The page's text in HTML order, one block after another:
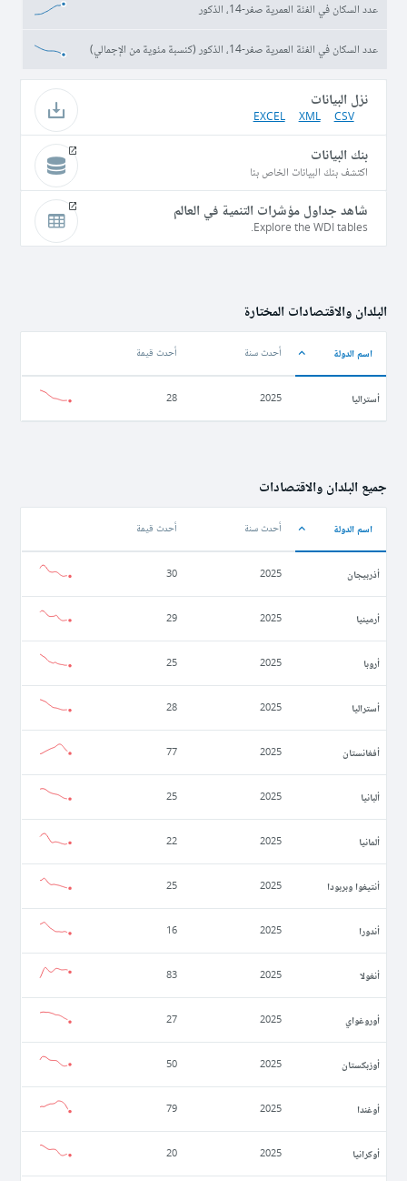
عدد السكان في الفئة العمرية صفر-14، الذكور
عدد السكان في الفئة العمرية صفر-14، الذكور (كنسبة مئوية من الإجمالي)
نزل البيانات
CSV
XML
EXCEL
بنك البيانات
اكتشف بنك البيانات الخاص بنا
شاهد جداول مؤشرات التنمية في العالم
Explore the WDI tables.
البلدان والاقتصادات المختارة
اسم الدولة أحدث سنة أحدث قيمة
أستراليا 2025
28
جميع البلدان والاقتصادات
اسم الدولة أحدث سنة أحدث قيمة
أذربيجان 2025
30
أرمينيا 2025
29
أروبا 2025
25
أستراليا 2025
28
أفغانستان 2025
77
ألبانيا 2025
25
ألمانيا 2025
22
أنتيغوا وبربودا 2025
25
أندورا 2025
16
أنغولا 2025
83
أوروغواي 2025
27
أوزبكستان 2025
50
أوغندا 2025
79
أوكرانيا 2025
20